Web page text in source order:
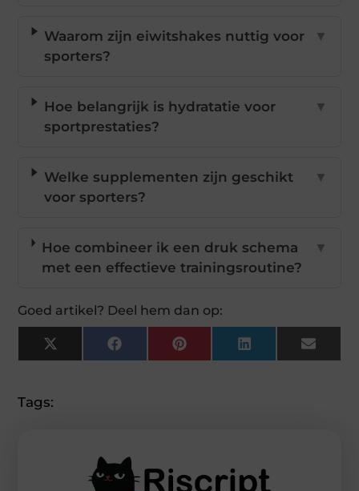
Waarom zijn eiwitshakes nuttig voor
sporters?
▼
Hoe belangrijk is hydratatie voor
sportprestaties?
▼
Welke supplementen zijn geschikt
voor sporters?
▼
Hoe combineer ik een druk schema
met een effectieve trainingsroutine?
▼
Goed artikel? Deel hem dan op:
X
(Twitter)
FacebookPinterestLinkedInEmail
Tags: